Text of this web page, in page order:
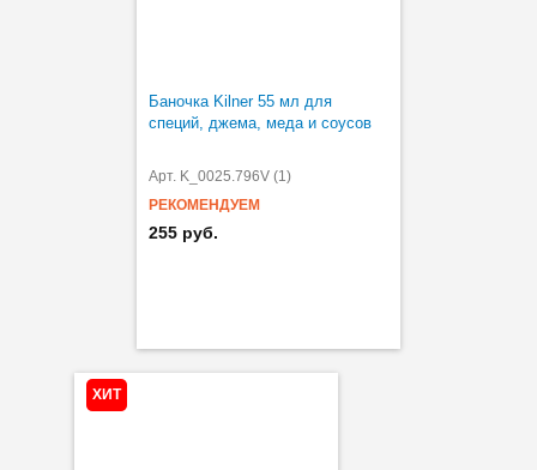
Баночка Kilner 55 мл для
специй, джема, меда и соусов
Арт. K_0025.796V (1)
РЕКОМЕНДУЕМ
255 руб.
ХИТ